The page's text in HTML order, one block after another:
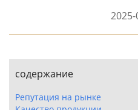
содержание
Репутация на рынке